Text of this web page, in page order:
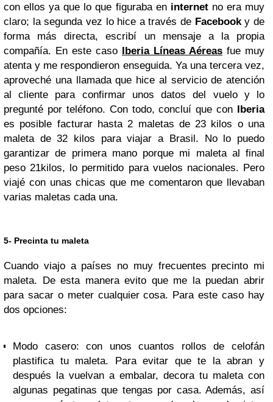
con ellos ya que lo que figuraba en internetno era muy
claro; la segunda vez lo hice a través de Facebooky de
forma más directa, escribí un mensaje a la propia
compañía. En este caso
IberiaLíneas Aéreas fue muy
atenta y me respondieron enseguida. Ya una tercera vez,
aproveché una llamada que hice al servicio de atención
al cliente para confirmar unos datos del vuelo y lo
pregunté por teléfono. Con todo, concluí que con
Iberia
es posible facturar hasta 2 maletas de 23 kilos o una
maleta de 32 kilos para viajar a Brasil. No lo puedo
garantizar de primera mano porque mi maleta al final
peso 21kilos, lo permitido para vuelos nacionales. Pero
viajé con unas chicas que me comentaron que llevaban
varias maletas cada una.
5- Precinta tu maleta
Cuando viajo a países no muy frecuentes precinto mi
maleta. De esta manera evito que me la puedan abrir
para sacar o meter cualquier cosa. Para este caso hay
dos opciones:
Modo casero: con unos cuantos rollos de celofán
plastifica tu maleta. Para evitar que te la abran y
después la vuelvan a embalar, decora tu maleta con
algunas pegatinas que tengas por casa. Además, así